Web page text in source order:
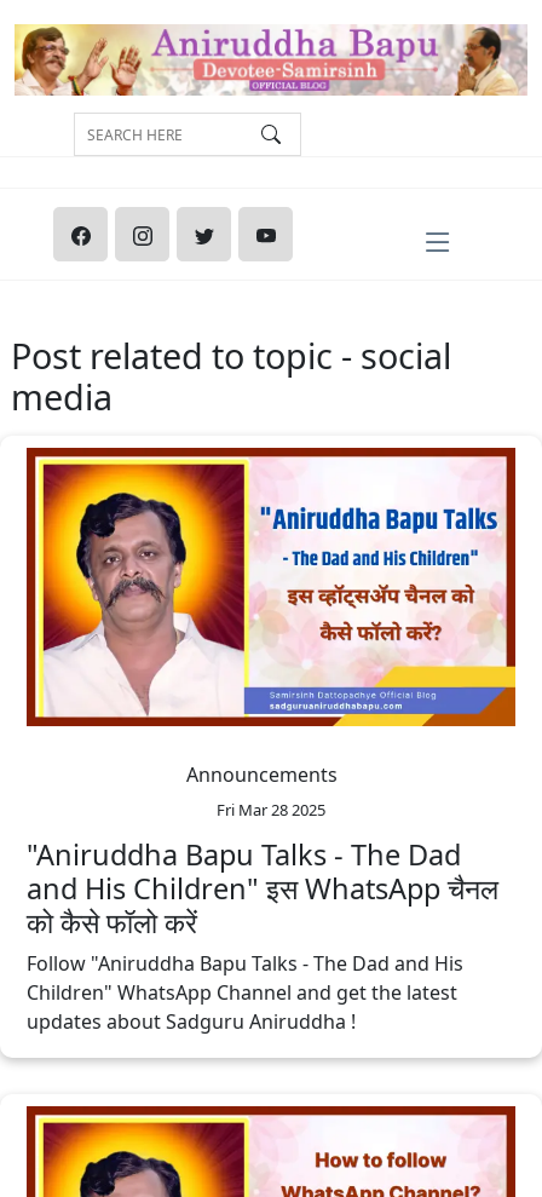
Post related to topic - social
media
Announcements
Fri Mar 28 2025
"Aniruddha Bapu Talks - The Dad
and His Children" इस WhatsApp चैनल
को कैसे फॉलो करें
Follow "Aniruddha Bapu Talks - The Dad and His
Children" WhatsApp Channel and get the latest
updates about Sadguru Aniruddha !